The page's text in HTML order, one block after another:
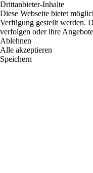
Drittanbieter-Inhalte
Diese Webseite bietet
Verfügung gestellt werden.
verfolgen oder ihre
Ablehnen
Alle akzeptieren
Speichern